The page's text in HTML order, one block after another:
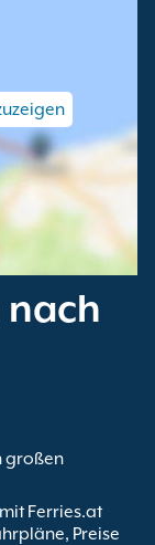
nach
großen
Ferries.at
Preise